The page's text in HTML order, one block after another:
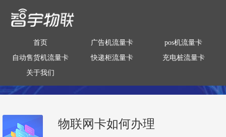
首页 广告机流量卡
pos机流量卡
自动售货机流量卡
快递柜流量卡
充电桩流量卡
关于我们
物联网卡如何办理